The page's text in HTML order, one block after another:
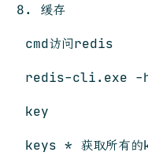
缓存
cmd访问redis
redis-cli.exe -
key
keys * 获取所有的